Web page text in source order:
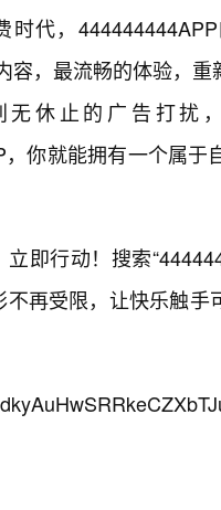
时代，
容，最流畅的体验，
无休止的广告打扰
你就能拥有一个属
立即行动！搜索
再受限，让快乐触